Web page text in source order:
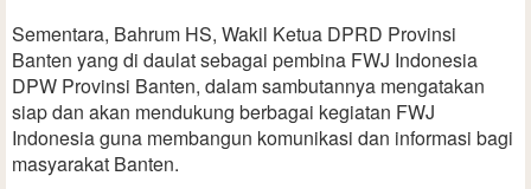
Sementara, Bahrum HS, Wakil Ketua DPRD Provinsi
Banten yang di daulat sebagai pembina FWJ Indonesia
DPW Provinsi Banten, dalam sambutannya mengatakan
siap dan akan mendukung berbagai kegiatan FWJ
Indonesia guna membangun komunikasi dan informasi bagi
masyarakat Banten.